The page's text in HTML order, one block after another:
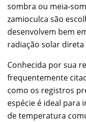
sombra ou meia-
zamioculca são
desenvolvem bem
radiação solar direta
Conhecida por sua
frequentemente
como os registros
espécie é ideal para
de temperatura